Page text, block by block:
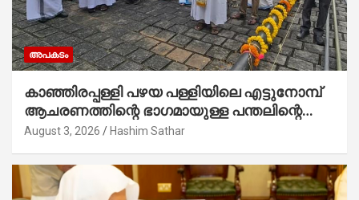
അപകടം
കാഞ്ഞിരപ്പള്ളി പഴയ പള്ളിയിലെ എട്ടുനോമ്പ്
ആചരണത്തിന്റെ ഭാഗമായുള്ള പന്തലിന്റെ
കാൽനാട്ട് കർമ്മം ആർച്ച് പ്രീസ്റ്റ് വെരി.
August 3, 2026 Hashim Sathar